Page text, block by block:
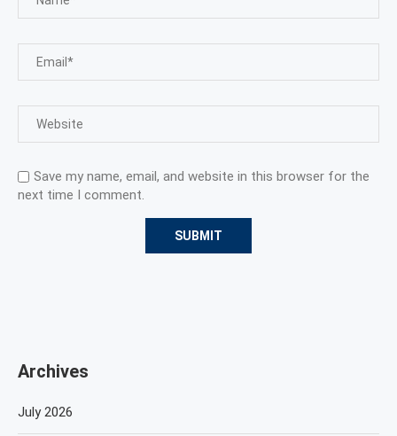
Save my name, email, and website in this browser for the
next time I comment.
Archives
July 2026